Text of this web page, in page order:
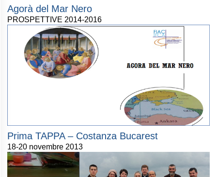
Agorà del Mar Nero
PROSPETTIVE 2014-2016
Prima TAPPA – Costanza Bucarest
18-20 novembre 2013